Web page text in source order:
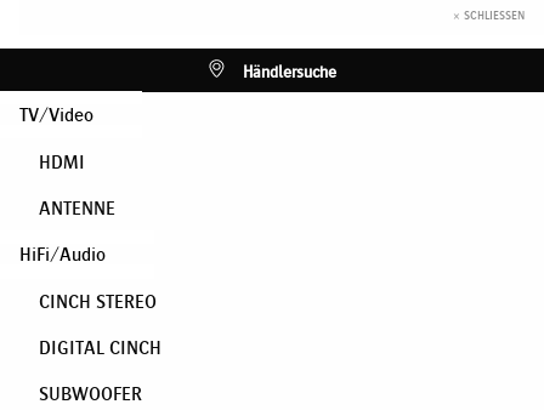
× SCHLIESSEN
Händlersuche
TV/Video
HDMI
ANTENNE
HiFi/Audio
CINCH STEREO
DIGITAL CINCH
SUBWOOFER